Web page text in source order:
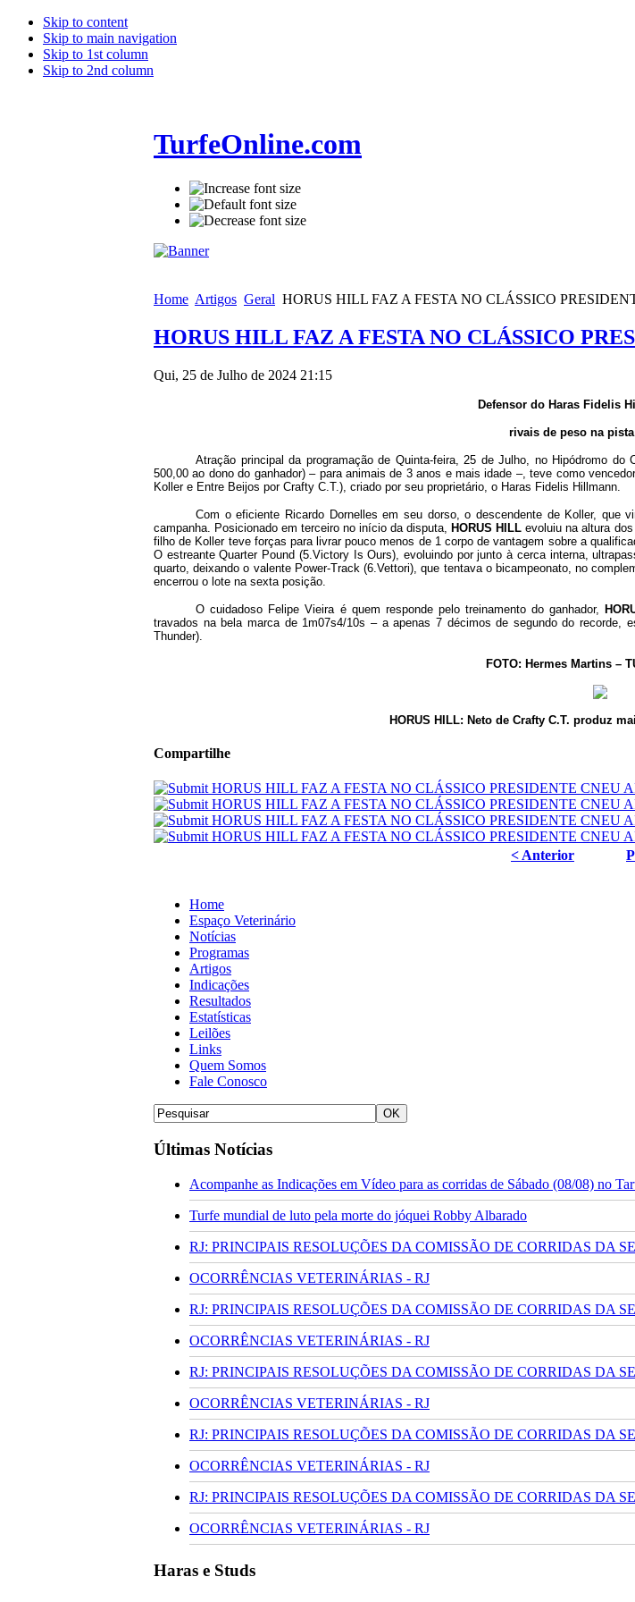
Skip to content
Skip to main navigation
Skip to 1st column
Skip to 2nd column
TurfeOnline.com
Home Artigos Geral HORUS HILL FAZ A FESTA NO CLÁSSICO
HORUS HILL FAZ A FESTA NO CLÁSSICO
Qui, 25 de Julho de 2024 21:15
Defensor do Haras Fidelis
rivais de peso na
Atração principal da programação de Quinta-feira, 25 de Julho, no Hipódromo
500,00 ao dono do ganhador) – para animais de 3 anos e mais idade –, teve como
Koller e Entre Beijos por Crafty C.T.), criado por seu proprietário, o Haras Fidelis Hillmann.
Com o eficiente Ricardo Dornelles em seu dorso, o descendente de Koller,
campanha. Posicionado em terceiro no início da disputa,HORUS HILL evoluiu na altura
filho de Koller teve forças para livrar pouco menos de 1 corpo de vantagem sobre a
O estreante Quarter Pound (5.Victory Is Ours), evoluindo por junto à cerca interna,
quarto, deixando o valente Power-Track (6.Vettori), que tentava o bicampeonato, no
encerrou o lote na sexta posição.
O cuidadoso Felipe Vieira é quem responde pelo treinamento do ganhador,
travados na bela marca de 1m07s4/10s – a apenas 7 décimos de segundo do recorde,
Thunder).
FOTO: Hermes Martins –
HORUS HILL: Neto de Crafty C.T. produz
Compartilhe
< Anterior
Home
Espaço Veterinário
Notícias
Programas
Artigos
Indicações
Resultados
Estatísticas
Leilões
Links
Quem Somos
Fale Conosco
Últimas Notícias
Acompanhe as Indicações em Vídeo para as corridas de Sábado (08/08) no
Turfe mundial de luto pela morte do jóquei Robby Albarado
RJ: PRINCIPAIS RESOLUÇÕES DA COMISSÃO DE CORRIDAS DA
OCORRÊNCIAS VETERINÁRIAS - RJ
RJ: PRINCIPAIS RESOLUÇÕES DA COMISSÃO DE CORRIDAS DA
OCORRÊNCIAS VETERINÁRIAS - RJ
RJ: PRINCIPAIS RESOLUÇÕES DA COMISSÃO DE CORRIDAS DA
OCORRÊNCIAS VETERINÁRIAS - RJ
RJ: PRINCIPAIS RESOLUÇÕES DA COMISSÃO DE CORRIDAS DA
OCORRÊNCIAS VETERINÁRIAS - RJ
RJ: PRINCIPAIS RESOLUÇÕES DA COMISSÃO DE CORRIDAS DA
OCORRÊNCIAS VETERINÁRIAS - RJ
Haras e Studs